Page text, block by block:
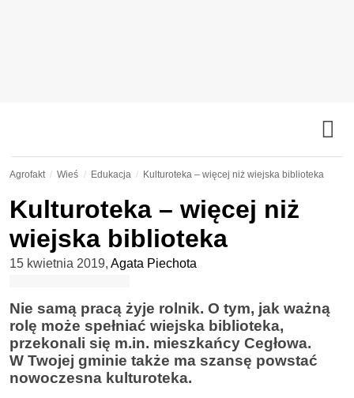
Agrofakt Wieś Edukacja Kulturoteka – więcej niż wiejska biblioteka
Kulturoteka – więcej niż
wiejska biblioteka
15 kwietnia 2019, Agata Piechota
Nie samą pracą żyje rolnik. O tym, jak ważną
rolę może spełniać wiejska biblioteka,
przekonali się m.in. mieszkańcy Cegłowa.
W Twojej gminie także ma szansę powstać
nowoczesna kulturoteka.